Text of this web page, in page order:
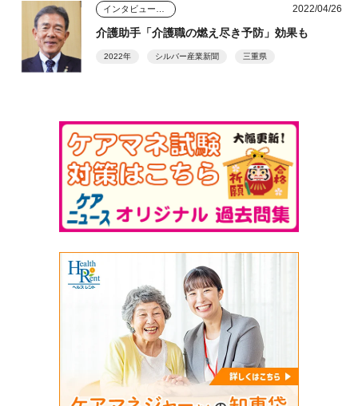
2022/04/26
介護助手「介護職の燃え尽き予防」効果も
2022年 シルバー産業新聞 三重県